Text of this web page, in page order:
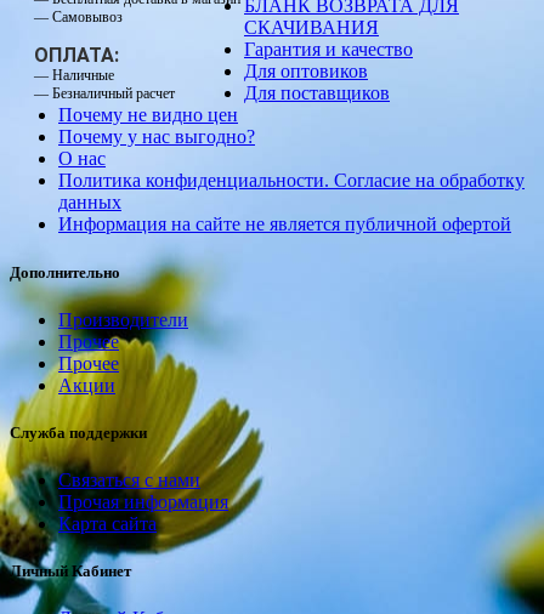
— Самовывоз
ОПЛАТА:
— Наличные
— Безналичный расчет
БЛАНК ВОЗВРАТА ДЛЯ
СКАЧИВАНИЯ
Гарантия и качество
Для оптовиков
Для поставщиков
Почему не видно цен
Почему у нас выгодно?
О нас
Политика конфиденциальности. Согласие на обработку
данных
Информация на сайте не является публичной офертой
Дополнительно
Производители
Прочее
Прочее
Акции
Служба поддержки
Связаться с нами
Прочая информация
Карта сайта
Личный Кабинет